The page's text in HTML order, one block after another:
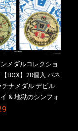
メダルコレクショ
【BOX】20個入 バネ
チナメダル デビル
& 地獄のシンフォ
シリアルNO.入 ケー